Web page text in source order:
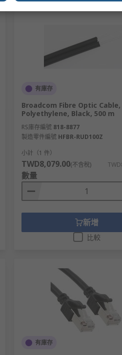
網路需求。
有庫存
Broadcom Fibre Optic Cable,
Polyethylene, Black, 500 m
RS庫存編號 818-8877
製造零件編號 HFBR-RUD100Z
小計（1 件）
TWD8,079.00(不含稅)
數量
新增
比較
有庫存